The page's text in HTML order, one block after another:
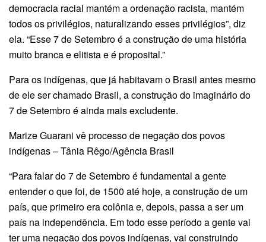
democracia racial mantém a ordenação racista, mantém
todos os privilégios, naturalizando esses privilégios”, diz
ela. “Esse 7 de Setembro é a construção de uma história
muito branca e elitista e é proposital.”
Para os indígenas, que já habitavam o Brasil antes mesmo
de ele ser chamado Brasil, a construção do imaginário do
7 de Setembro é ainda mais excludente.
Marize Guarani vê processo de negação dos povos
indígenas – Tânia Rêgo/Agência Brasil
“Para falar do 7 de Setembro é fundamental a gente
entender o que foi, de 1500 até hoje, a construção de um
país, que primeiro era colônia e, depois, passa a ser um
país na independência. Em todo esse período a gente vai
ter uma negação dos povos indígenas, vai construindo